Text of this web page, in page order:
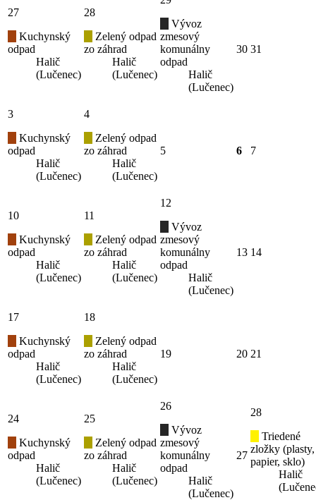
27
Kuchynský
odpad
Halič
(Lučenec)
28
Zelený odpad
zo záhrad
Halič
(Lučenec)
Vývoz
zmesový
komunálny
odpad
Halič
(Lučenec)
30 31
3
Kuchynský
odpad
Halič
(Lučenec)
4
Zelený odpad
zo záhrad
Halič
(Lučenec)
5 6 7
10
Kuchynský
odpad
Halič
(Lučenec)
11
Zelený odpad
zo záhrad
Halič
(Lučenec)
12
Vývoz
zmesový
komunálny
odpad
Halič
(Lučenec)
13 14
17
Kuchynský
odpad
Halič
(Lučenec)
18
Zelený odpad
zo záhrad
Halič
(Lučenec)
19 20 21
24
Kuchynský
odpad
Halič
(Lučenec)
25
Zelený odpad
zo záhrad
Halič
(Lučenec)
26
Vývoz
zmesový
komunálny
odpad
Halič
(Lučenec)
27
28
Triedené
zložky (plasty,
papier, sklo)
Halič